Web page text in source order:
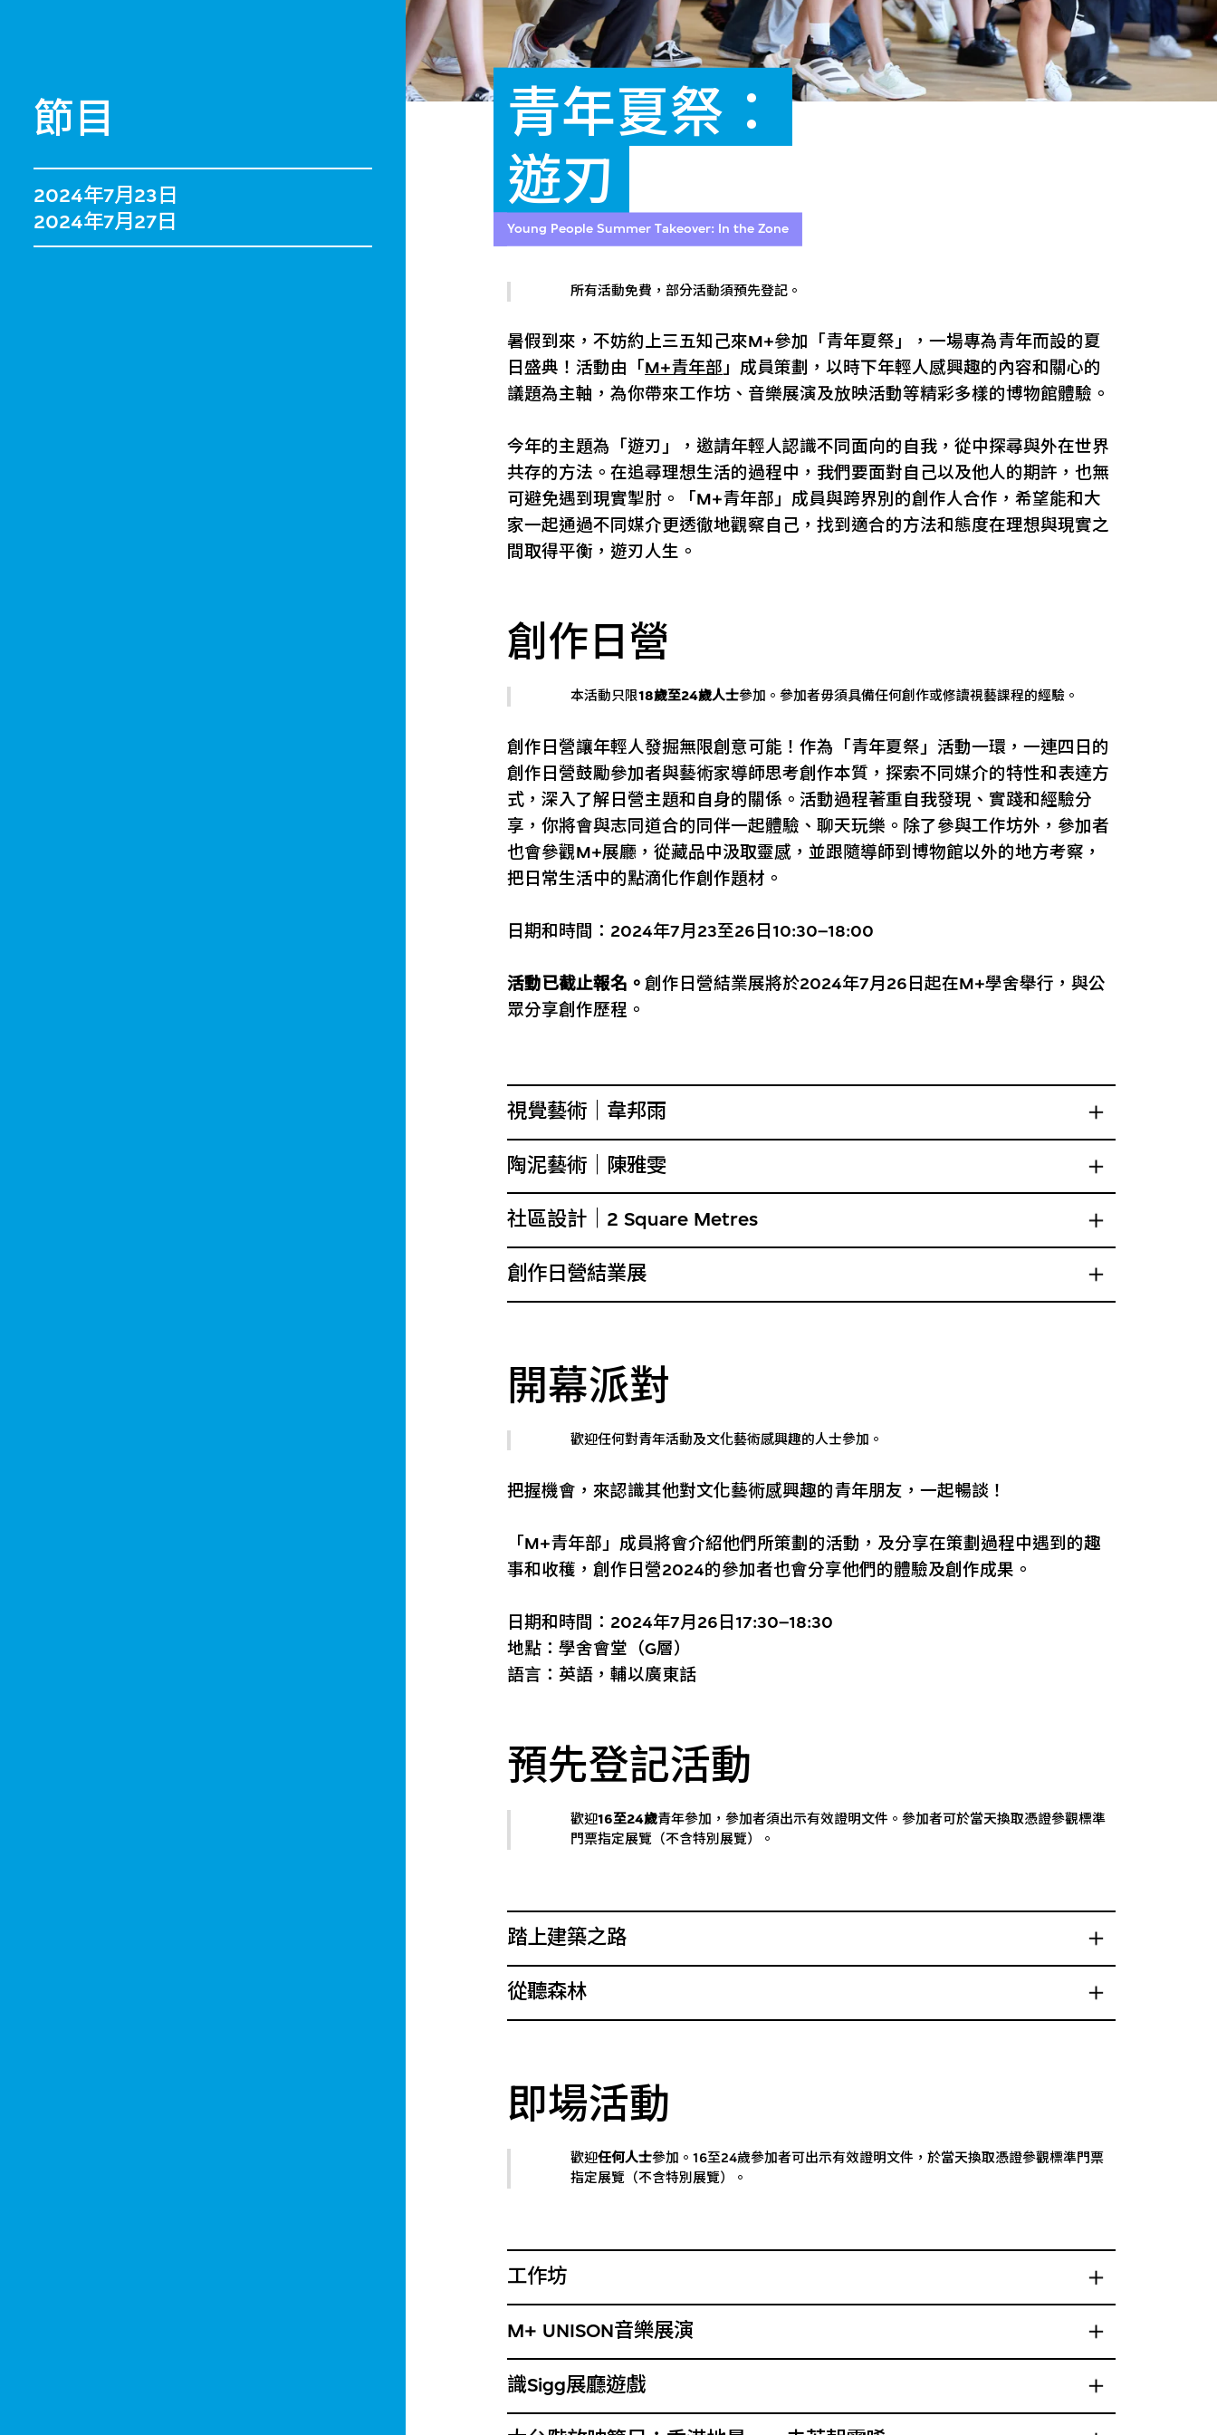
節目
2024年7月23日
2024年7月27日
青年夏祭：
遊刃
Young People Summer Takeover: In the Zone
所有活動免費，部分活動須預先登記。
暑假到來，不妨約上三五知己來M+參加「青年夏祭」，一場專為青年而設的夏
日盛典！活動由「 M+青年部 」成員策劃，以時下年輕人感興趣的內容和關心的
議題為主軸，為你帶來工作坊、音樂展演及放映活動等精彩多樣的博物館體驗。
今年的主題為「遊刃」，邀請年輕人認識不同面向的自我，從中探尋與外在世界
共存的方法。在追尋理想生活的過程中，我們要面對自己以及他人的期許，也無
可避免遇到現實掣肘。「M+青年部」成員與跨界別的創作人合作，希望能和大
家一起通過不同媒介更透徹地觀察自己，找到適合的方法和態度在理想與現實之
間取得平衡，遊刃人生。
創作日營
本活動只限18歲至24歲人士參加。參加者毋須具備任何創作或修讀視藝課程的經驗。
創作日營讓年輕人發掘無限創意可能！作為「青年夏祭」活動一環，一連四日的
創作日營鼓勵參加者與藝術家導師思考創作本質，探索不同媒介的特性和表達方
式，深入了解日營主題和自身的關係。活動過程著重自我發現、實踐和經驗分
享，你將會與志同道合的同伴一起體驗、聊天玩樂。除了參與工作坊外，參加者
也會參觀M+展廳，從藏品中汲取靈感，並跟隨導師到博物館以外的地方考察，
把日常生活中的點滴化作創作題材。
日期和時間：2024年7月23至26日10:30–18:00
活動已截止報名。 創作日營結業展將於2024年7月26日起在M+學舍舉行，與公
眾分享創作歷程。
視覺藝術｜韋邦雨
陶泥藝術｜陳雅雯
社區設計｜2 Square Metres
創作日營結業展
開幕派對
歡迎任何對青年活動及文化藝術感興趣的人士參加。
把握機會，來認識其他對文化藝術感興趣的青年朋友，一起暢談！
「M+青年部」成員將會介紹他們所策劃的活動，及分享在策劃過程中遇到的趣
事和收穫，創作日營2024的參加者也會分享他們的體驗及創作成果。
日期和時間：2024年7月26日17:30–18:30
地點：學舍會堂（G層）
語言：英語，輔以廣東話
預先登記活動
歡迎16至24歲青年參加，參加者須出示有效證明文件。參加者可於當天換取憑證參觀標準
門票指定展覽（不含特別展覽）。
踏上建築之路
從聽森林
即場活動
歡迎任何人士參加。16至24歲參加者可出示有效證明文件，於當天換取憑證參觀標準門票
指定展覽（不含特別展覽）。
工作坊
M+ UNISON音樂展演
識Sigg展廳遊戲